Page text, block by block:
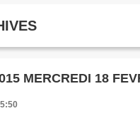
MERCREDI 18